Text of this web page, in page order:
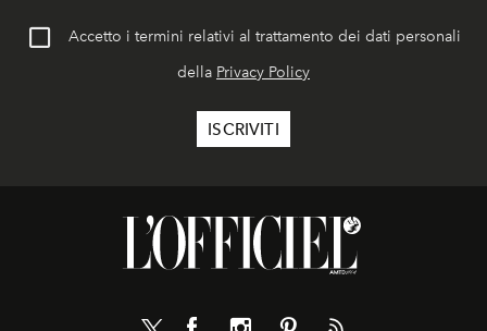
Accetto i termini relativi al trattamento dei dati personali
della Privacy Policy